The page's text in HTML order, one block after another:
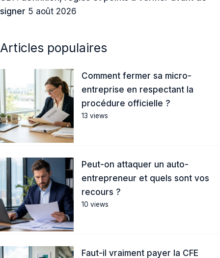
signer 5 août 2026
Articles populaires
Comment fermer sa micro-
entreprise en respectant la
procédure officielle ?
13 views
Peut-on attaquer un auto-
entrepreneur et quels sont vos
recours ?
10 views
Faut-il vraiment payer la CFE